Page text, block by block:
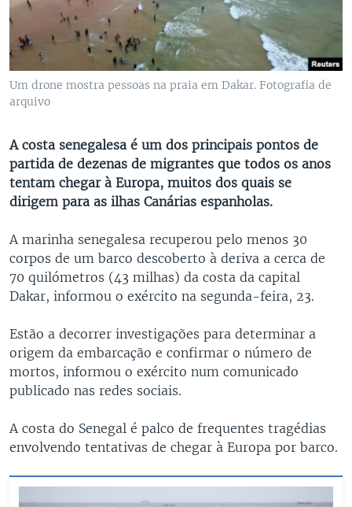
Um drone mostra pessoas na praia em Dakar. Fotografia de
arquivo
A costa senegalesa é um dos principais pontos de
partida de dezenas de migrantes que todos os anos
tentam chegar à Europa, muitos dos quais se
dirigem para as ilhas Canárias espanholas.
A marinha senegalesa recuperou pelo menos 30
corpos de um barco descoberto à deriva a cerca de
70 quilómetros (43 milhas) da costa da capital
Dakar, informou o exército na segunda-feira, 23.
Estão a decorrer investigações para determinar a
origem da embarcação e confirmar o número de
mortos, informou o exército num comunicado
publicado nas redes sociais.
A costa do Senegal é palco de frequentes tragédias
envolvendo tentativas de chegar à Europa por barco.